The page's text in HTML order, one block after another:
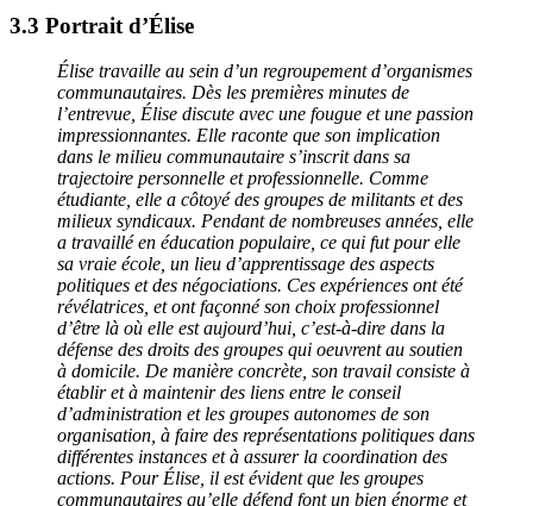
3.3 Portrait d’Élise
Élise travaille au sein d’un regroupement d’organismes
communautaires. Dès les premières minutes de
l’entrevue, Élise discute avec une fougue et une passion
impressionnantes. Elle raconte que son implication
dans le milieu communautaire s’inscrit dans sa
trajectoire personnelle et professionnelle. Comme
étudiante, elle a côtoyé des groupes de militants et des
milieux syndicaux. Pendant de nombreuses années, elle
a travaillé en éducation populaire, ce qui fut pour elle
sa vraie école, un lieu d’apprentissage des aspects
politiques et des négociations. Ces expériences ont été
révélatrices, et ont façonné son choix professionnel
d’être là où elle est aujourd’hui, c’est-à-dire dans la
défense des droits des groupes qui oeuvrent au soutien
à domicile. De manière concrète, son travail consiste à
établir et à maintenir des liens entre le conseil
d’administration et les groupes autonomes de son
organisation, à faire des représentations politiques dans
différentes instances et à assurer la coordination des
actions. Pour Élise, il est évident que les groupes
communautaires qu’elle défend font un bien énorme et